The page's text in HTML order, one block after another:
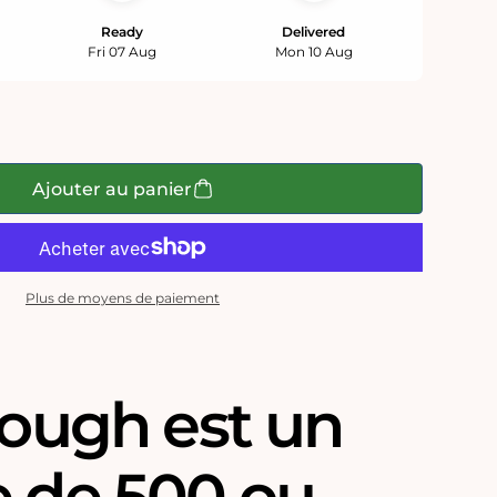
Ready
Fri 07 Aug
Delivered
Mon 10 Aug
Ajouter au panier
Plus de moyens de paiement
est un